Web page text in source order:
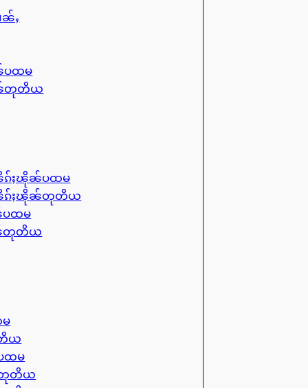
ၼ်ႇ
ပထမ
ၼ်တုတိယ
ၼိၵ်ႈၽိုၼ်ပထမ
းၼိၵ်ႈၽိုၼ်တုတိယ
ပထမ
ၼ်တုတိယ
မ
တိယ
ထမ
တုတိယ